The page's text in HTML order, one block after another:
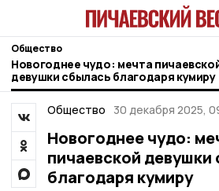
Общество
Новогоднее чудо: мечта
девушки сбылась благодаря кумиру
Общество
30 декабря 2025,
Новогоднее чудо:
пичаевской девушки
благодаря кумиру